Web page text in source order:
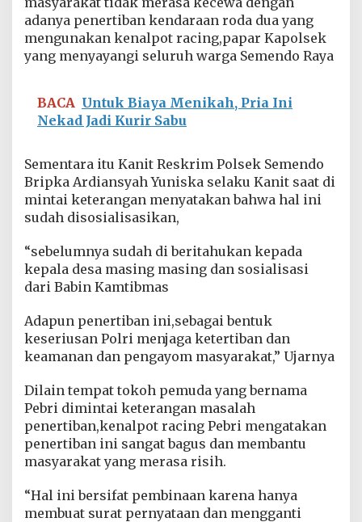
adanya penertiban kendaraan roda dua yang
mengunakan kenalpot racing,papar Kapolsek
yang menyayangi seluruh warga Semendo Raya
BACA Untuk Biaya Menikah, Pria Ini
Nekad Jadi Kurir Sabu
Sementara itu Kanit Reskrim Polsek Semendo
Bripka Ardiansyah Yuniska selaku Kanit saat di
mintai keterangan menyatakan bahwa hal ini
sudah disosialisasikan,
“sebelumnya sudah di beritahukan kepada
kepala desa masing masing dan sosialisasi
dari Babin Kamtibmas
Adapun penertiban ini,sebagai bentuk
keseriusan Polri menjaga ketertiban dan
keamanan dan pengayom masyarakat,” Ujarnya
Dilain tempat tokoh pemuda yang bernama
Pebri dimintai keterangan masalah
penertiban,kenalpot racing Pebri mengatakan
penertiban ini sangat bagus dan membantu
masyarakat yang merasa risih.
“Hal ini bersifat pembinaan karena hanya
membuat surat pernyataan dan mengganti